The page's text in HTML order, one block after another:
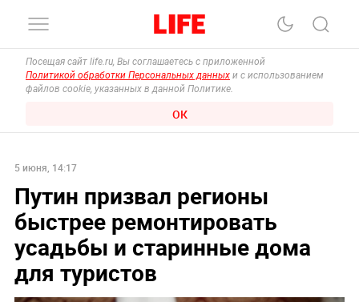
Посещая сайт life.ru, Вы соглашаетесь с приложенной
Политикой обработки Персональных данных и с использованием
файлов cookie, указанных в данной Политике.
ОК
5 июня, 14:17
Путин призвал регионы
быстрее ремонтировать
усадьбы и старинные дома
для туристов